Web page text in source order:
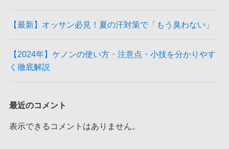
【最新】オッサン必見！夏の汗対策で「もう臭わない」
【2024年】ケノンの使い方・注意点・小技を分かりやす
く徹底解説
最近のコメント
表示できるコメントはありません。